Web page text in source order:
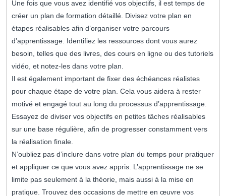
Une fois que vous avez identifié vos objectifs, il est temps de
créer un plan de formation détaillé. Divisez votre plan en
étapes réalisables afin d’organiser votre parcours
d’apprentissage. Identifiez les ressources dont vous aurez
besoin, telles que des livres, des cours en ligne ou des tutoriels
vidéo, et notez-les dans votre plan.
Il est également important de fixer des échéances réalistes
pour chaque étape de votre plan. Cela vous aidera à rester
motivé et engagé tout au long du processus d’apprentissage.
Essayez de diviser vos objectifs en petites tâches réalisables
sur une base régulière, afin de progresser constamment vers
la réalisation finale.
N’oubliez pas d’inclure dans votre plan du temps pour pratiquer
et appliquer ce que vous avez appris. L’apprentissage ne se
limite pas seulement à la théorie, mais aussi à la mise en
pratique. Trouvez des occasions de mettre en œuvre vos